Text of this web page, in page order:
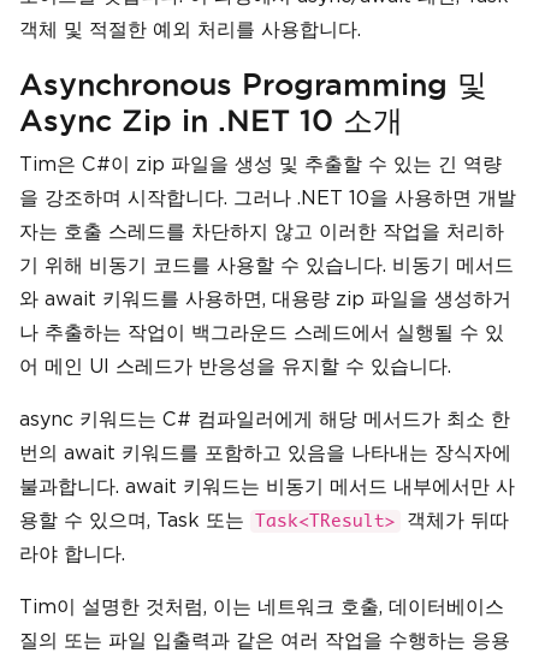
객체 및 적절한 예외 처리를 사용합니다.
Asynchronous Programming 및
Async Zip in .NET 10 소개
Tim은 C#이 zip 파일을 생성 및 추출할 수 있는 긴 역량
을 강조하며 시작합니다. 그러나 .NET 10을 사용하면 개발
자는 호출 스레드를 차단하지 않고 이러한 작업을 처리하
기 위해 비동기 코드를 사용할 수 있습니다. 비동기 메서드
와 await 키워드를 사용하면, 대용량 zip 파일을 생성하거
나 추출하는 작업이 백그라운드 스레드에서 실행될 수 있
어 메인 UI 스레드가 반응성을 유지할 수 있습니다.
async 키워드는 C# 컴파일러에게 해당 메서드가 최소 한
번의 await 키워드를 포함하고 있음을 나타내는 장식자에
불과합니다. await 키워드는 비동기 메서드 내부에서만 사
용할 수 있으며, Task 또는
Task<TResult>
객체가 뒤따
라야 합니다.
Tim이 설명한 것처럼, 이는 네트워크 호출, 데이터베이스
질의 또는 파일 입출력과 같은 여러 작업을 수행하는 응용